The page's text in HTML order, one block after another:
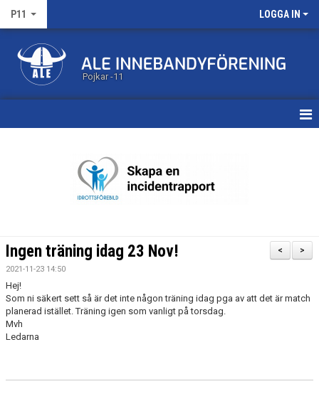
P11 LOGGA IN
Pojkar -11
BILDGALLERI
DOKUMENT
NYHETSARKIV
>
<
Ingen träning idag 23 Nov!
2021-11-23 14:50
Hej!
Som ni säkert sett så är det inte någon träning idag pga av att det är match
planerad istället. Träning igen som vanligt på torsdag.
Mvh
Ledarna